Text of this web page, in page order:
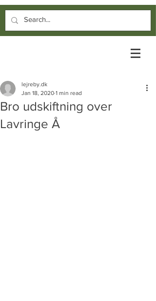
Bro udskiftning over
Lavringe Å
lejreby.dk
Jan 18, 2020 1 min read